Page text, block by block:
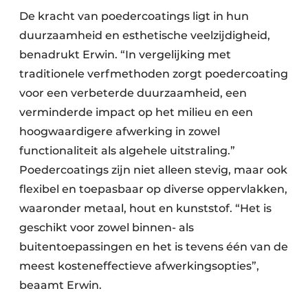
De kracht van poedercoatings ligt in hun
duurzaamheid en esthetische veelzijdigheid,
benadrukt Erwin. “In vergelijking met
traditionele verfmethoden zorgt poedercoating
voor een verbeterde duurzaamheid, een
verminderde impact op het milieu en een
hoogwaardigere afwerking in zowel
functionaliteit als algehele uitstraling.”
Poedercoatings zijn niet alleen stevig, maar ook
flexibel en toepasbaar op diverse oppervlakken,
waaronder metaal, hout en kunststof. “Het is
geschikt voor zowel binnen- als
buitentoepassingen en het is tevens één van de
meest kosteneffectieve afwerkingsopties”,
beaamt Erwin.